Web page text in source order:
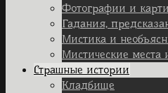
Фотографии и
Гадания,
Мистика и
Мистические места
Страшные истории
Кладбище